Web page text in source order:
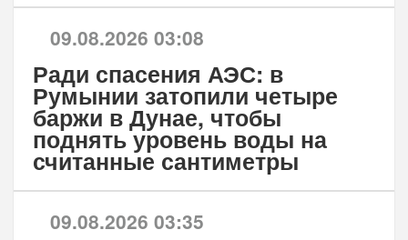
09.08.2026 03:08
Ради спасения АЭС: в
Румынии затопили четыре
баржи в Дунае, чтобы
поднять уровень воды на
считанные сантиметры
09.08.2026 03:35